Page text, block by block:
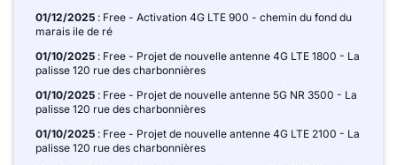
01/12/2025 : Free - Activation 4G LTE 900 - chemin du fond du
marais ile de ré
01/10/2025 : Free - Projet de nouvelle antenne 4G LTE 1800 - La
palisse 120 rue des charbonnières
01/10/2025 : Free - Projet de nouvelle antenne 5G NR 3500 - La
palisse 120 rue des charbonnières
01/10/2025 : Free - Projet de nouvelle antenne 4G LTE 2100 - La
palisse 120 rue des charbonnières